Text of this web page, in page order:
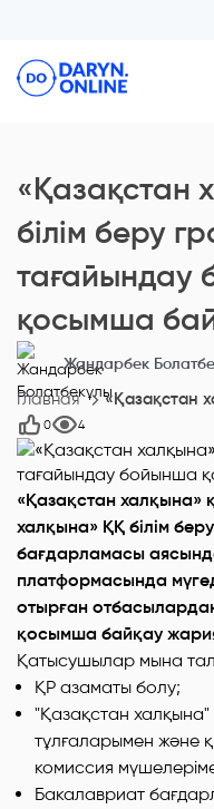
«Қазақстан
білім беру
тағайындау
қосымша
Жандарбек
Главная «Қазақстан
0 4
«Қазақстан халқына»
халқына» ҚҚ білім
бағдарламасы
платформасында
отырған
қосымша байқау
Қатысушылар мына
ҚР азаматы болу;
"Қазақстан
тұлғаларымен және
комиссия
Бакалавриат